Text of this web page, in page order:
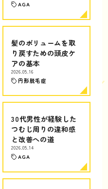
AGA
髪のボリュームを取
り戻すための頭皮ケ
アの基本
2026.05.16
円形脱毛症
30代男性が経験した
つむじ周りの違和感
と改善への道
2026.05.14
AGA